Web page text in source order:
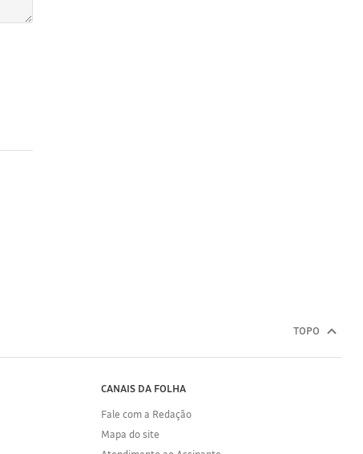
TOPO
CANAIS DA FOLHA
Fale com a Redação
Mapa do site